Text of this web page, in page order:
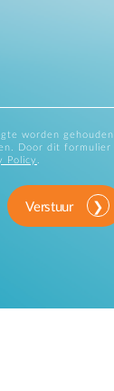
worden
Door dit
Policy .
Verstuur